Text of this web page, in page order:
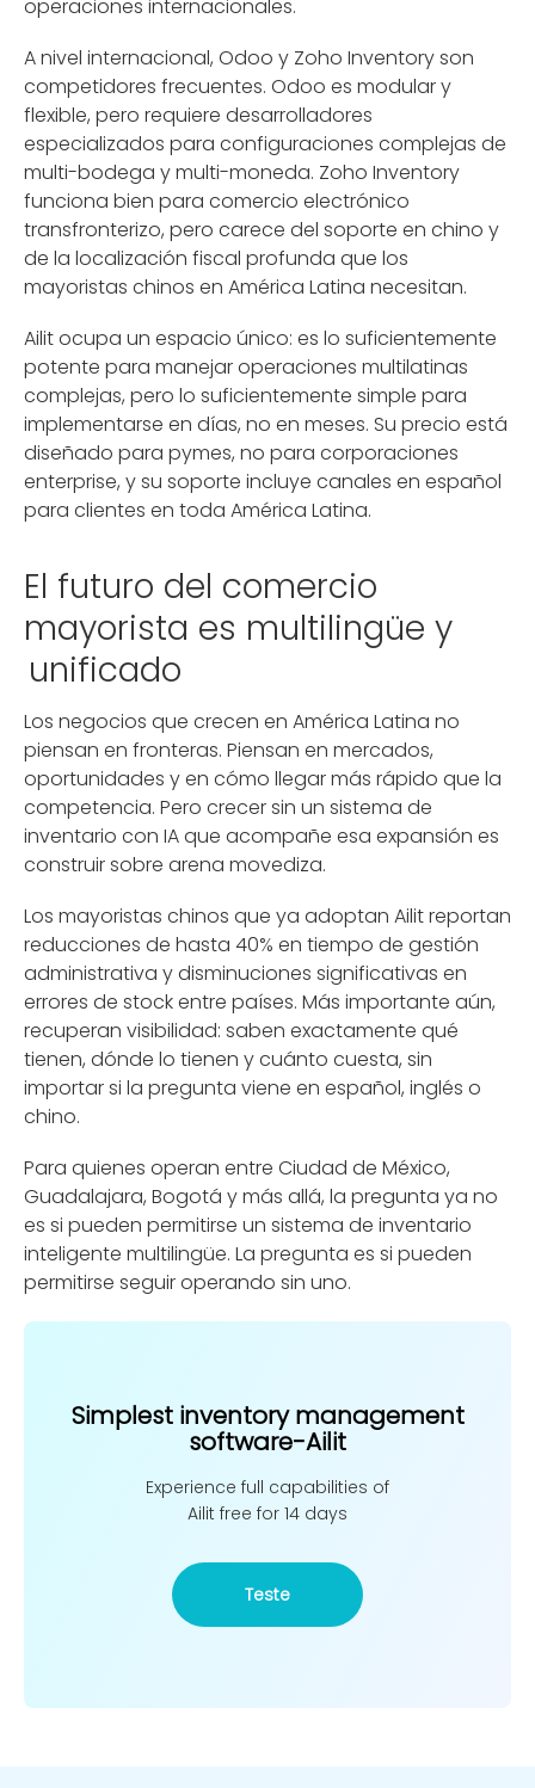
operaciones internacionales.
A nivel internacional, Odoo y Zoho Inventory son
competidores frecuentes. Odoo es modular y
flexible, pero requiere desarrolladores
especializados para configuraciones complejas de
multi-bodega y multi-moneda. Zoho Inventory
funciona bien para comercio electrónico
transfronterizo, pero carece del soporte en chino y
de la localización fiscal profunda que los
mayoristas chinos en América Latina necesitan.
Ailit ocupa un espacio único: es lo suficientemente
potente para manejar operaciones multilatinas
complejas, pero lo suficientemente simple para
implementarse en días, no en meses. Su precio está
diseñado para pymes, no para corporaciones
enterprise, y su soporte incluye canales en español
para clientes en toda América Latina.
El futuro del comercio
mayorista es multilingüe y
unificado
Los negocios que crecen en América Latina no
piensan en fronteras. Piensan en mercados,
oportunidades y en cómo llegar más rápido que la
competencia. Pero crecer sin un sistema de
inventario con IA que acompañe esa expansión es
construir sobre arena movediza.
Los mayoristas chinos que ya adoptan Ailit reportan
reducciones de hasta 40% en tiempo de gestión
administrativa y disminuciones significativas en
errores de stock entre países. Más importante aún,
recuperan visibilidad: saben exactamente qué
tienen, dónde lo tienen y cuánto cuesta, sin
importar si la pregunta viene en español, inglés o
chino.
Para quienes operan entre Ciudad de México,
Guadalajara, Bogotá y más allá, la pregunta ya no
es si pueden permitirse un sistema de inventario
inteligente multilingüe. La pregunta es si pueden
permitirse seguir operando sin uno.
Simplest inventory management
software-Ailit
Experience full capabilities of
Ailit free for 14 days
Teste